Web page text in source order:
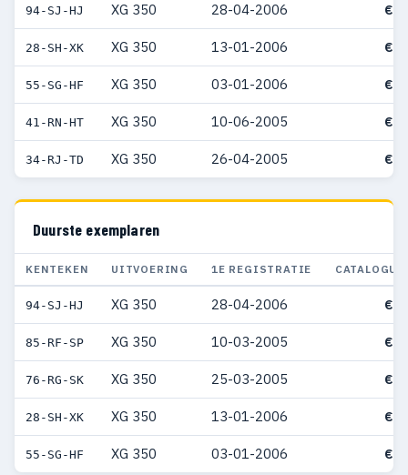
94-SJ-HJ XG 350 28-04-2006 €
28-SH-XK XG 350 13-01-2006 €
55-SG-HF XG 350 03-01-2006 €
41-RN-HT XG 350 10-06-2005 €
34-RJ-TD XG 350 26-04-2005 €
Duurste exemplaren
KENTEKEN UITVOERING 1E REGISTRATIE
94-SJ-HJ XG 350 28-04-2006 €
85-RF-SP XG 350 10-03-2005 €
76-RG-SK XG 350 25-03-2005 €
28-SH-XK XG 350 13-01-2006 €
55-SG-HF XG 350 03-01-2006 €